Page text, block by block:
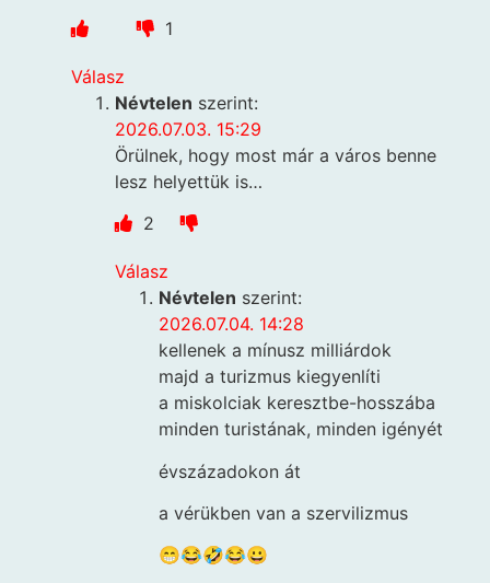
1
Válasz
Névtelen szerint:
2026.07.03. 15:29
Örülnek, hogy most már a város benne
lesz helyettük is…
2
Válasz
Névtelen szerint:
2026.07.04. 14:28
kellenek a mínusz milliárdok
majd a turizmus kiegyenlíti
a miskolciak keresztbe-hosszába
minden turistának, minden igényét
évszázadokon át
a vérükben van a szervilizmus
😁😂🤣😂😀